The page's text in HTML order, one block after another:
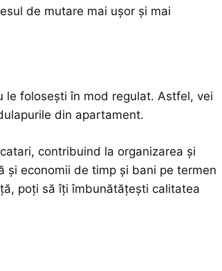
de mutare mai ușor și mai
le folosești în mod regulat. Astfel, vei
din apartament.
contribuind la organizarea și
economii de timp și bani pe termen
poți să îți îmbunătățești calitatea